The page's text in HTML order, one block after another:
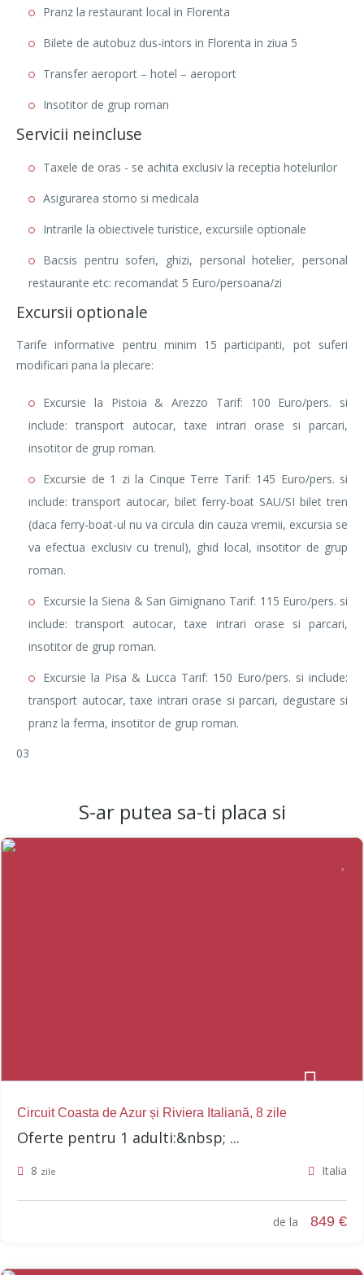
Pranz la restaurant local in Florenta
Bilete de autobuz dus-intors in Florenta in ziua 5
Transfer aeroport – hotel – aeroport
Insotitor de grup roman
Servicii neincluse
Taxele de oras - se achita exclusiv la receptia hotelurilor
Asigurarea storno si medicala
Intrarile la obiectivele turistice, excursiile optionale
Bacsis pentru soferi, ghizi, personal hotelier, personal
restaurante etc: recomandat 5 Euro/persoana/zi
Excursii optionale
Tarife informative pentru minim 15 participanti, pot suferi
modificari pana la plecare:
Excursie la Pistoia & Arezzo Tarif: 100 Euro/pers. si
include: transport autocar, taxe intrari orase si parcari,
insotitor de grup roman.
Excursie de 1 zi la Cinque Terre Tarif: 145 Euro/pers. si
include: transport autocar, bilet ferry-boat SAU/SI bilet tren
(daca ferry-boat-ul nu va circula din cauza vremii, excursia se
va efectua exclusiv cu trenul), ghid local, insotitor de grup
roman.
Excursie la Siena & San Gimignano Tarif: 115 Euro/pers. si
include: transport autocar, taxe intrari orase si parcari,
insotitor de grup roman.
Excursie la Pisa & Lucca Tarif: 150 Euro/pers. si include:
transport autocar, taxe intrari orase si parcari, degustare si
pranz la ferma, insotitor de grup roman.
03
S-ar putea sa-ti placa si
Circuit Coasta de Azur și Riviera Italiană, 8 zile
Oferte pentru 1 adulti:&nbsp; ...
8 zile Italia
de la 849 €